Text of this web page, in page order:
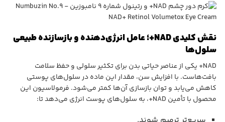
نقش کلیدی NAD+؛ عامل انرژی‌دهنده و بازسازنده طبیعی
سلول‌ها
NAD+ یکی از عناصر حیاتی بدن برای تکثیر سلولی و حفظ سلامت
بافت‌هاست. با افزایش سن، مقدار این ماده در سلول‌های پوستی
کاهش می‌یابد و توان بازسازی آن‌ها کمتر می‌شود. فرمولاسیون این
محصول با تأمین NAD+، به سلول‌های پوست انرژی می‌دهد تا: